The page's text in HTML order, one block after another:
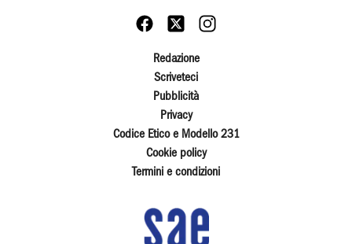
Redazione
Scriveteci
Pubblicità
Privacy
Codice Etico e Modello 231
Cookie policy
Termini e condizioni